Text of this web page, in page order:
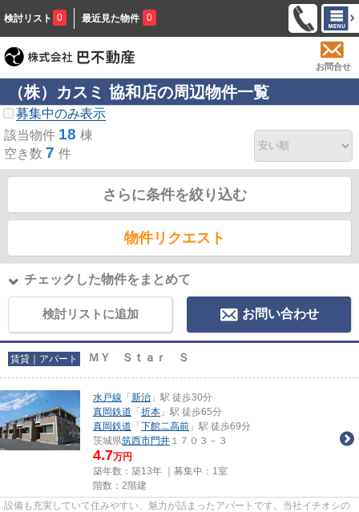
検討リスト 0 最近見た物件 0
お問合せ
（株）カスミ 協和店の周辺物件一覧
募集中のみ表示
該当物件 18 棟
空き数 7 件
さらに条件を絞り込む
物件リクエスト
チェックした物件をまとめて
検討リストに追加 お問い合わせ
賃貸｜アパート ＭＹ Ｓｔａｒ Ｓ
水戸線 「 新治 」駅 徒歩30分
真岡鉄道 「 折本 」駅 徒歩65分
真岡鉄道 「 下館二高前 」駅 徒歩69分
茨城県筑西市門井 １７０３－３
4.7万円
築年数：築13年 ｜募集中： 1室
階数：2階建
設備も充実していて住みやすい、魅力が詰まったアパートです。当社イチオシの